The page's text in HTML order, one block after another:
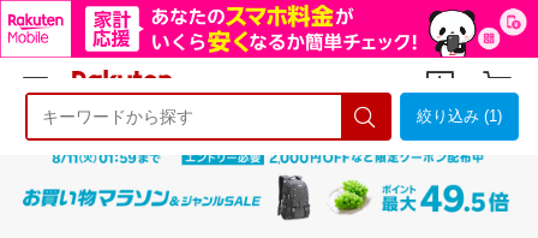
ようこそ 楽天市場へ ログイン
絞り込み (1)